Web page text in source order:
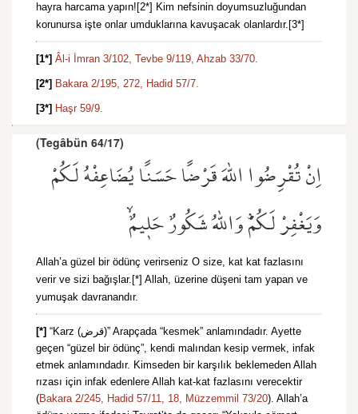
hayra harcama yapın![2*] Kim nefsinin doyumsuzluğundan
korunursa işte onlar umduklarına kavuşacak olanlardır.[3*]
[1*] Âl-i İmran 3/102, Tevbe 9/119, Ahzab 33/70.
[2*] Bakara 2/195, 272, Hadid 57/7.
[3*] Haşr 59/9.
(Tegâbün 64/17)
اِنْ تُقْرِضُوا اللّٰهَ قَرْضًا حَسَنًا يُضَاعِفْهُ لَكُمْ
وَيَغْفِرْ لَكُمْۜ وَاللّٰهُ شَكُورٌ حَل۪يمٌۙ
Allah’a güzel bir ödünç verirseniz O size, kat kat fazlasını
verir ve sizi bağışlar.[*] Allah, üzerine düşeni tam yapan ve
yumuşak davranandır.
[*] “Karz (قرض)” Arapçada “kesmek” anlamındadır. Ayette
geçen “güzel bir ödünç”, kendi malından kesip vermek, infak
etmek anlamındadır. Kimseden bir karşılık beklemeden Allah
rızası için infak edenlere Allah kat-kat fazlasını verecektir
(Bakara 2/245, Hadid 57/11, 18, Müzzemmil 73/20). Allah’a